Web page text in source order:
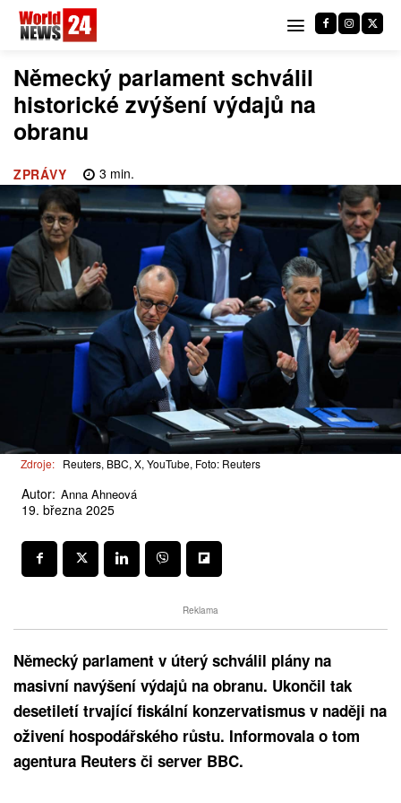
Německý parlament schválil
historické zvýšení výdajů na
obranu
ZPRÁVY 3 min.
Zdroje: Reuters, BBC, X, YouTube, Foto: Reuters
Autor: Anna Ahneová
19. března 2025
Reklama
Německý parlament v úterý schválil plány na
masivní navýšení výdajů na obranu. Ukončil tak
desetiletí trvající fiskální konzervatismus v naději na
oživení hospodářského růstu. Informovala o tom
agentura Reuters či server BBC.